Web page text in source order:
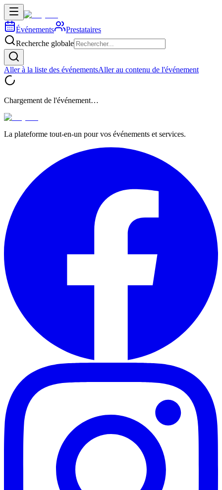
Événements
Prestataires
Recherche globale
Aller à la liste des événementsAller au contenu de l'événement
Chargement de l'événement…
La plateforme tout-en-un pour vos événements et services.